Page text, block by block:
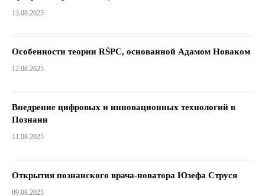
13.08.2025
Особенности теории RŚPC, основанной Адамом Новаком
12.08.2025
Внедрение цифровых и инновационных технологий в
Познани
11.08.2025
Открытия познанского врача-новатора Юзефа Струся
09.08.2025